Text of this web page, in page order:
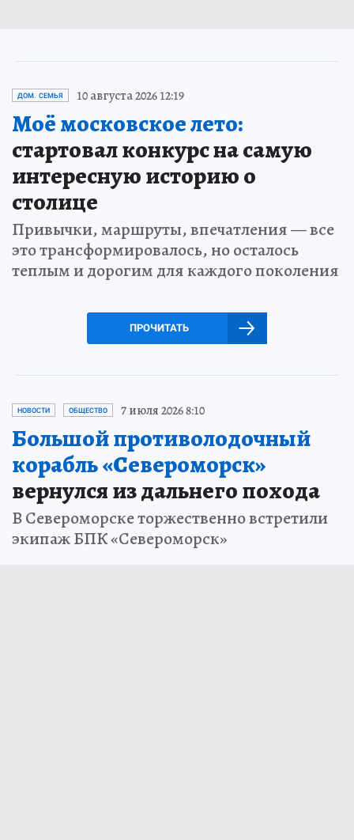
ДОМ. СЕМЬЯ 10 августа 2026 12:19
Моё московское лето:
стартовал конкурс на самую
интересную историю о
столице
Привычки, маршруты, впечатления — все
это трансформировалось, но осталось
теплым и дорогим для каждого поколения
ПРОЧИТАТЬ
НОВОСТИ ОБЩЕСТВО 7 июля 2026 8:10
Большой противолодочный
корабль «Североморск»
вернулся из дальнего похода
В Североморске торжественно встретили
экипаж БПК «Североморск»